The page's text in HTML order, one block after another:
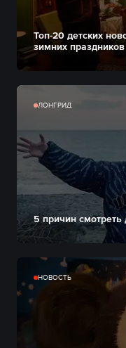
Топ-20 детских
зимних праздников
ЛОНГРИД
5 причин смотреть
НОВОСТЬ